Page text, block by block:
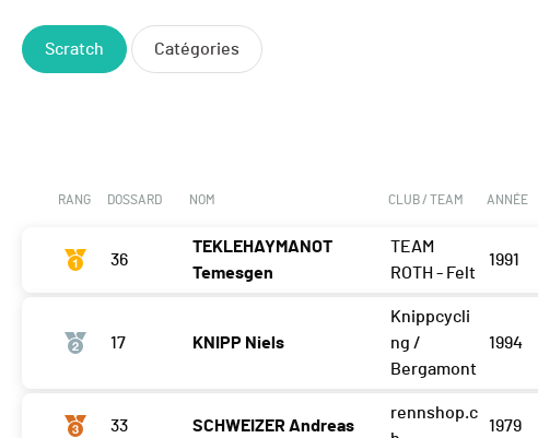
Scratch Catégories
RANG DOSSARD NOM CLUB / TEAM ANNÉE
36
TEKLEHAYMANOT
Temesgen
TEAM
ROTH - Felt
1991
17 KNIPP Niels
Knippcycli
ng /
Bergamont
1994
33 SCHWEIZER Andreas
rennshop.c
1979